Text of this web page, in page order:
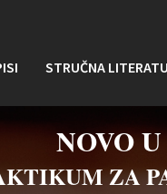
STRUČNA
NOVO
ZA